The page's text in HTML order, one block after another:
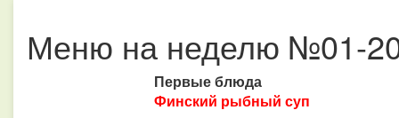
Меню на неделю №01-
Первые блюда
Финский рыбный суп